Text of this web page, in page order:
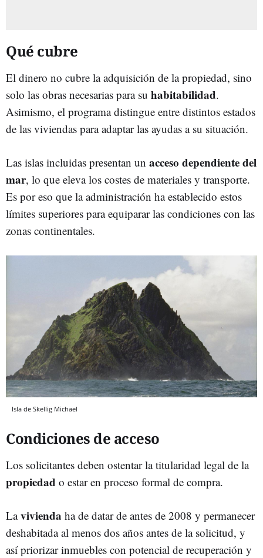
Qué cubre
El dinero no cubre la adquisición de la propiedad, sino
solo las obras necesarias para su habitabilidad.
Asimismo, el programa distingue entre distintos estados
de las viviendas para adaptar las ayudas a su situación.
Las islas incluidas presentan un acceso dependiente del
mar, lo que eleva los costes de materiales y transporte.
Es por eso que la administración ha establecido estos
límites superiores para equiparar las condiciones con las
zonas continentales.
Isla de Skellig Michael
Condiciones de acceso
Los solicitantes deben ostentar la titularidad legal de la
propiedad o estar en proceso formal de compra.
Lavivienda ha de datar de antes de 2008 y permanecer
deshabitada al menos dos años antes de la solicitud, y
así priorizar inmuebles con potencial de recuperación y